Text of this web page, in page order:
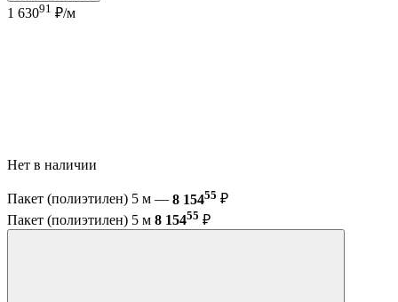
1 63091 ₽/м
Нет в наличии
Пакет (полиэтилен) 5 м — 8 15455 ₽
Пакет (полиэтилен) 5 м 8 15455 ₽